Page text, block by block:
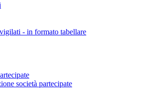
- in formato tabellare
società partecipate